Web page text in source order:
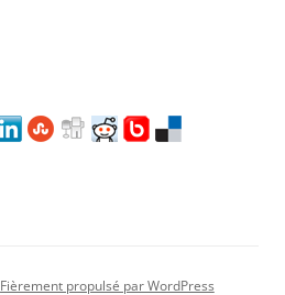
Fièrement propulsé par WordPress